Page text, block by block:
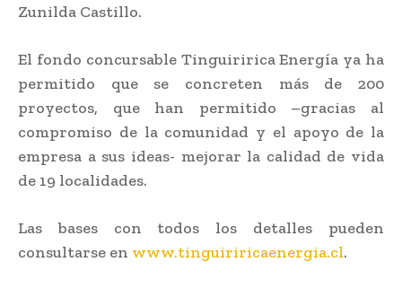
Zunilda Castillo.
El fondo concursable Tinguiririca Energía ya ha
permitido que se concreten más de 200
proyectos, que han permitido –gracias al
compromiso de la comunidad y el apoyo de la
empresa a sus ideas- mejorar la calidad de vida
de 19 localidades.
Las bases con todos los detalles pueden
consultarse en www.tinguiriricaenergia.cl.